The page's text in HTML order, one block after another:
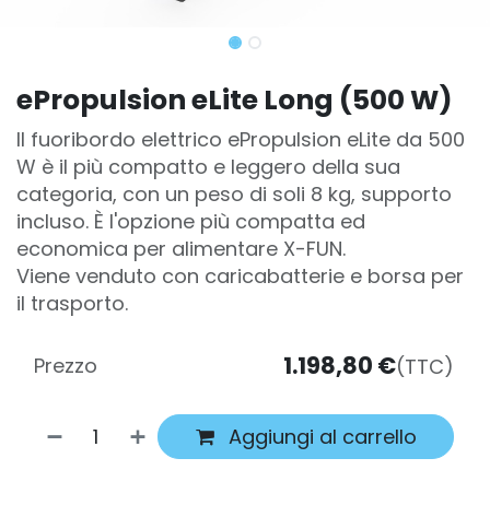
ePropulsion eLite Long (500 W)
Il fuoribordo elettrico ePropulsion eLite da 500
W è il più compatto e leggero della sua
categoria, con un peso di soli 8 kg, supporto
incluso. È l'opzione più compatta ed
economica per alimentare X-FUN.
Viene venduto con caricabatterie e borsa per
il trasporto.
Aggiungi al carrello
Prezzo 1.198,80 €(TTC)